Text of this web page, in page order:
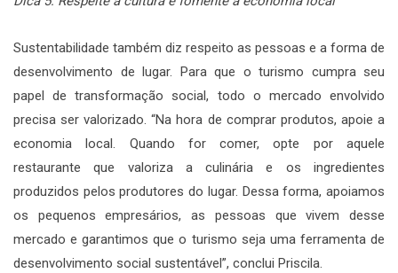
Sustentabilidade também diz respeito as pessoas e a forma de
desenvolvimento de lugar. Para que o turismo cumpra seu
papel de transformação social, todo o mercado envolvido
precisa ser valorizado. “Na hora de comprar produtos, apoie a
economia local. Quando for comer, opte por aquele
restaurante que valoriza a culinária e os ingredientes
produzidos pelos produtores do lugar. Dessa forma, apoiamos
os pequenos empresários, as pessoas que vivem desse
mercado e garantimos que o turismo seja uma ferramenta de
desenvolvimento social sustentável”, conclui Priscila.